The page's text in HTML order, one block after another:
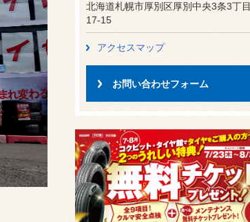
北海道札幌市厚別区厚別中央3条3丁目
17-15
アクセスマップ
お問い合わせフォーム